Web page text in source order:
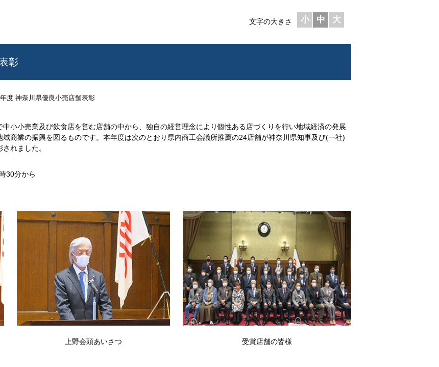
文字の大きさ 小 中 大
彰
神奈川県優良小売店舗表彰
中小小売業及び飲食店を営む店舗の中から、独自の経営理念により個性ある店づくりを行い地域経済の発展
商業の振興を図るものです。本年度は次のとおり県内商工会議所推薦の24店舗が神奈川県知事及び(一社)
れました。
30分から
上野会頭あいさつ 受賞店舗の皆様